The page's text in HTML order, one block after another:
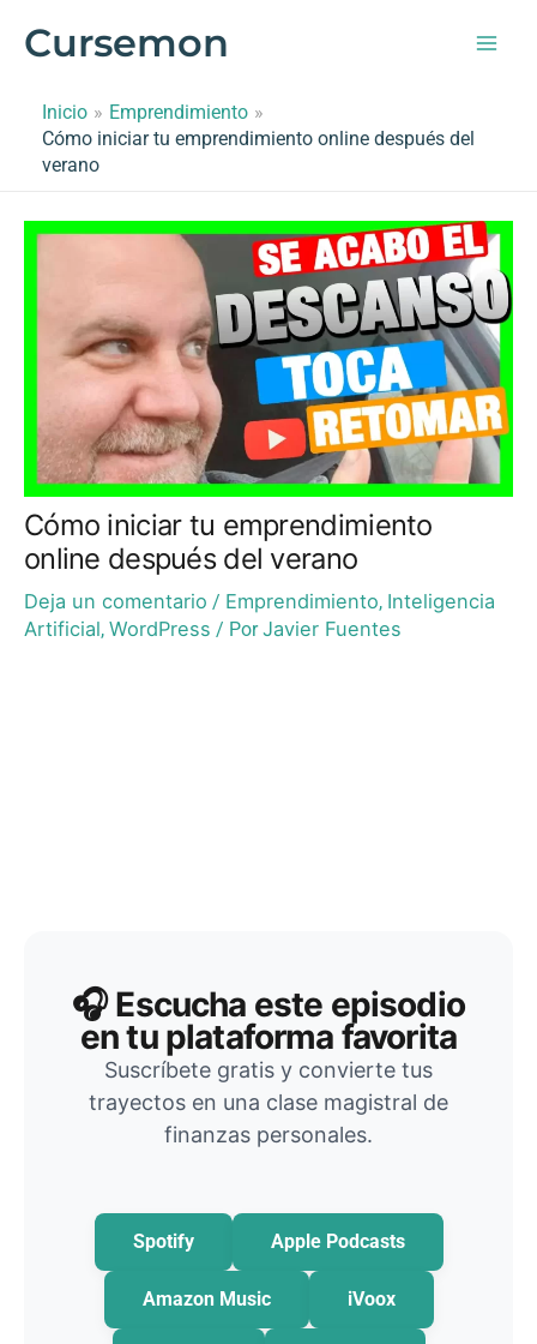
Cursemon
Inicio
Emprendimiento
Cómo iniciar tu emprendimiento online después del
verano
Cómo iniciar tu emprendimiento
online después del verano
Deja un comentario / Emprendimiento, Inteligencia
Artificial, WordPress / PorJavier Fuentes
🎧 Escucha este episodio
en tu plataforma favorita
Suscríbete gratis y convierte tus
trayectos en una clase magistral de
finanzas personales.
Spotify Apple Podcasts
Amazon Music iVoox